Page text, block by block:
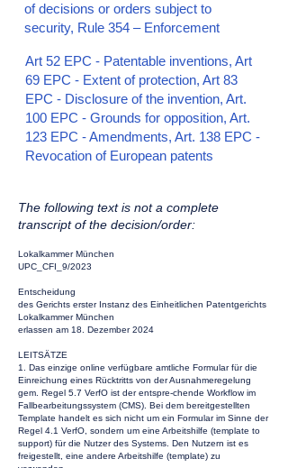
of decisions or orders subject to
security, Rule 354 – Enforcement
Art 52 EPC - Patentable inventions, Art
69 EPC - Extent of protection, Art 83
EPC - Disclosure of the invention, Art.
100 EPC - Grounds for opposition, Art.
123 EPC - Amendments, Art. 138 EPC -
Revocation of European patents
The following text is not a complete
transcript of the decision/order:
Lokalkammer München
UPC_CFI_9/2023
Entscheidung
des Gerichts erster Instanz des Einheitlichen Patentgerichts
Lokalkammer München
erlassen am 18. Dezember 2024
LEITSÄTZE
1. Das einzige online verfügbare amtliche Formular für die
Einreichung eines Rücktritts von der Ausnahmeregelung
gem. Regel 5.7 VerfO ist der entspre-chende Workflow im
Fallbearbeitungssystem (CMS). Bei dem bereitgestellten
Template handelt es sich nicht um ein Formular im Sinne der
Regel 4.1 VerfO, sondern um eine Arbeitshilfe (template to
support) für die Nutzer des Systems. Den Nutzern ist es
freigestellt, eine andere Arbeitshilfe (template) zu